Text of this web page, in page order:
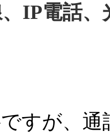
IP電話、
すが、通